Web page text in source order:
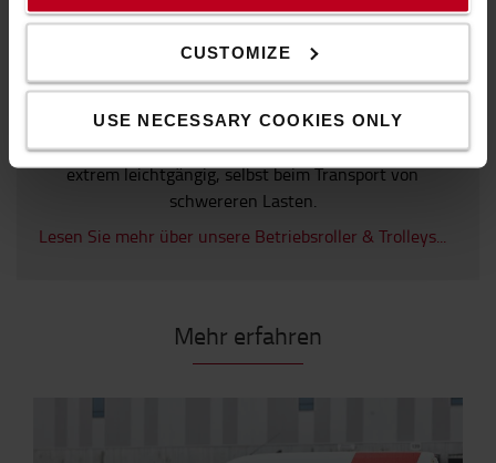
CUSTOMIZE
USE NECESSARY COOKIES ONLY
Laufen einfach rund
Unsere Trolleys verfügen über eine erstklassige Qualität
und Funktionalität bis ins kleinste Detail und rollen
extrem leichtgängig, selbst beim Transport von
schwereren Lasten.
Lesen Sie mehr über unsere Betriebsroller & Trolleys...
Mehr erfahren